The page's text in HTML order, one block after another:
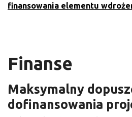
finansowania elementu
Finanse
Maksymalny
dofinansowania